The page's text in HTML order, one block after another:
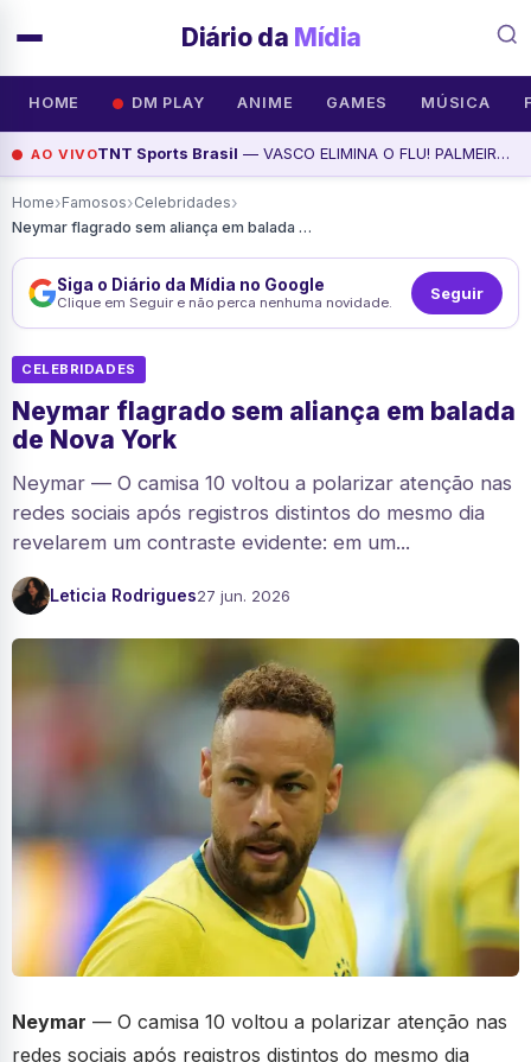
Diário da Mídia
HOME DM PLAY ANIME GAMES MÚSICA
AO VIVOTNT Sports Brasil — VASCO ELIMINA O FLU! PALMEIRAS AVANÇA SOB CRÍTICAS; CRUZEIRO VENCE | De Placa, assista agora
Home›Famosos›Celebridades›
Neymar flagrado sem aliança em balada de Nova York
Siga o Diário da Mídia no Google
Clique em Seguir e não perca nenhuma novidade. Seguir
CELEBRIDADES
Neymar flagrado sem aliança em balada
de Nova York
Neymar — O camisa 10 voltou a polarizar atenção nas
redes sociais após registros distintos do mesmo dia
revelarem um contraste evidente: em um...
Leticia Rodrigues27 jun. 2026
Neymar — O camisa 10 voltou a polarizar atenção nas
redes sociais após registros distintos do mesmo dia